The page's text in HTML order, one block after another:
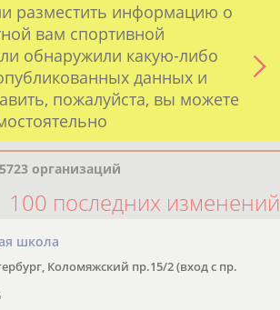
разместить информацию о
вам спортивной
обнаружили какую-либо
данных и
пожалуйста, вы можете
5723 организаций
100 последних изменений
школа
Коломяжский пр.15/2 (вход с пр.